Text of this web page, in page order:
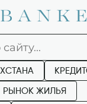
РЫНОК ЖИЛЬЯ